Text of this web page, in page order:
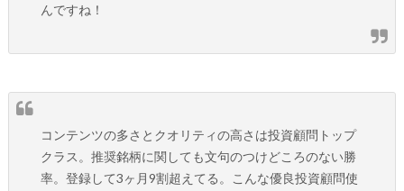
んですね！
コンテンツの多さとクオリティの高さは投資顧問トップ
クラス。推奨銘柄に関しても文句のつけどころのない勝
率。登録して3ヶ月9割超えてる。こんな優良投資顧問使